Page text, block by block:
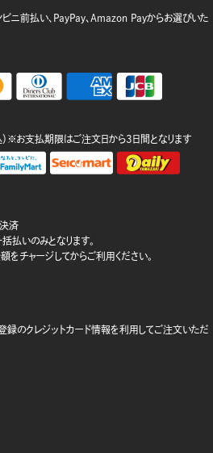
ビニ前払い、PayPay、Amazon Payからお選びいた
※お支払期限はご注文日から3日間となります
済
払いのみとなります。
をチャージしてからご利用ください。
のクレジットカード情報を利用してご注文いただ